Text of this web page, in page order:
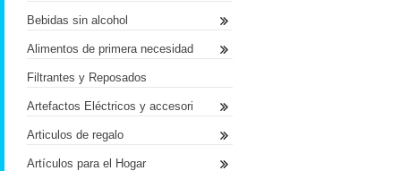
Bebidas sin alcohol
Alimentos de primera necesidad
Filtrantes y Reposados
Artefactos Eléctricos y accesori
Articulos de regalo
Artículos para el Hogar